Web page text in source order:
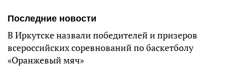
Последние новости
В Иркутске назвали победителей и призеров
всероссийских соревнований по баскетболу
«Оранжевый мяч»